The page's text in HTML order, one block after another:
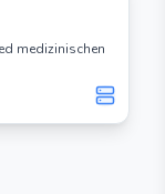
medizinischen